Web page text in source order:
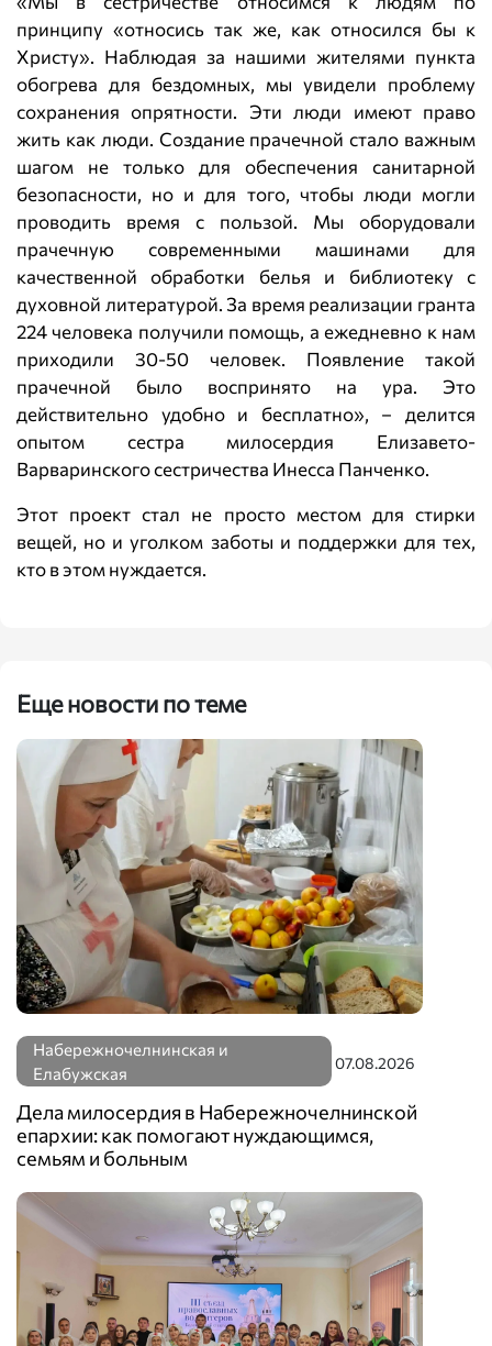
принципу «относись так же, как относился бы к
Христу». Наблюдая за нашими жителями пункта
обогрева для бездомных, мы увидели проблему
сохранения опрятности. Эти люди имеют право
жить как люди. Создание прачечной стало важным
шагом не только для обеспечения санитарной
безопасности, но и для того, чтобы люди могли
проводить время с пользой. Мы оборудовали
прачечную современными машинами для
качественной обработки белья и библиотеку с
духовной литературой. За время реализации гранта
224 человека получили помощь, а ежедневно к нам
приходили 30-50 человек. Появление такой
прачечной было воспринято на ура. Это
действительно удобно и бесплатно», – делится
опытом сестра милосердия Елизавето-
Варваринского сестричества Инесса Панченко.
Этот проект стал не просто местом для стирки
вещей, но и уголком заботы и поддержки для тех,
кто в этом нуждается.
Еще новости по теме
Набережночелнинская и
Елабужская
07.08.2026
Дела милосердия в Набережночелнинской
епархии: как помогают нуждающимся,
семьям и больным